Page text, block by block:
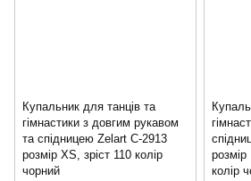
Купальник для танців та
гімнастики з довгим рукавом
та спідницею Zelart C-2913
розмір XS, зріст 110 колір
чорний
розмір
колір